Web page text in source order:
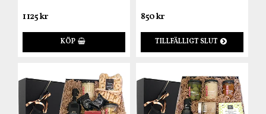
1 125 kr
KÖP
850 kr
TILLFÄLLIGT SLUT